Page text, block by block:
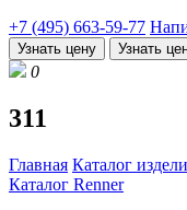
+7 (495) 663-59-77
Узнать цену Узнать
0
311
Главная Каталог
Каталог Renner